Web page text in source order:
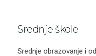
Srednje škole
Srednje obrazovanje i